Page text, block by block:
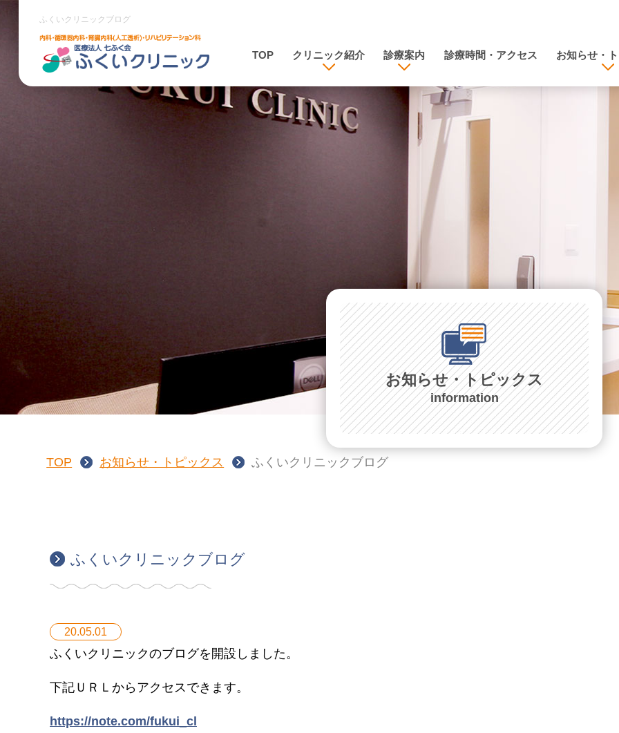
ふくいクリニックブログ
TOP クリニック紹介 診療案内 診療時間・アクセス お知らせ・
お知らせ・トピックス
information
TOP お知らせ・トピックス ふくいクリニックブログ
ふくいクリニックブログ
20.05.01
ふくいクリニックのブログを開設しました。
下記ＵＲＬからアクセスできます。
https://note.com/fukui_cl